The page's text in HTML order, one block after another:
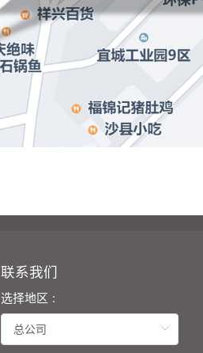
联系我们
选择地区 :